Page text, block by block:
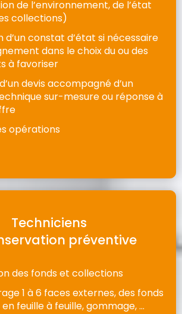
de l’environnement, de l’état
collections)
d’un constat d’état si nécessaire
dans le choix du ou des
à favoriser
devis accompagné d’un
sur-mesure ou réponse à
opérations
Techniciens
préventive
des fonds et collections
1 à 6 faces externes, des fonds
feuille à feuille, gommage, …